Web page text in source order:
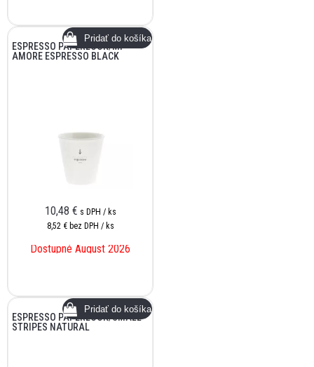
ESPRESSO PAPERLOOK/MI
AMORE ESPRESSO BLACK
10,48 € s DPH / ks
8,52 € bez DPH / ks
Dostupné August 2026
ESPRESSO PAPERLOOK/SMALL
STRIPES NATURAL